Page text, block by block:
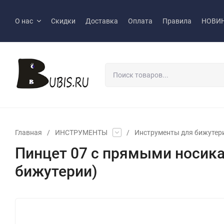
О нас Скидки Доставка Оплата Правила
Главная / ИНСТРУМЕНТЫ / Инструменты для
Пинцет 07 с прямыми
бижутерии)